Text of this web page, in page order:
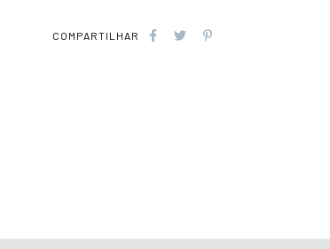
COMPARTILHAR